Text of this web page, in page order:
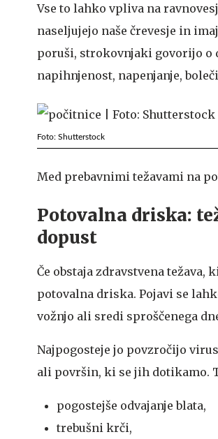
Vse to lahko vpliva na
naseljujejo naše črevesje in
poruši, strokovnjaki govorijo o
napihnjenost, napenjanje,
Foto: Shutterstock
Med prebavnimi težavami na
Potovalna driska:
dopust
Če obstaja zdravstvena
potovalna driska. Pojavi se
vožnjo ali sredi sproščenega
Najpogosteje jo povzročijo
ali površin, ki se jih dotikamo.
pogostejše odvajanje blata,
trebušni krči,